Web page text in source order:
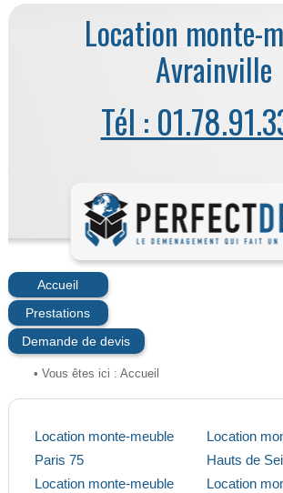
Location monte-
Avrainville
Tél :
Accueil
Prestations
Demande de devis
• Vous êtes ici : Accueil
Location monte-meuble
Paris 75
Location monte-meuble
Location
Hauts de
Location